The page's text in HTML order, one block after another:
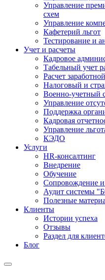
Управление
схем
Управление
Кафетерий льгот
Тестирование и
Учет и расчеты
Кадровое
Табельный учет
Расчет
Налоговый и
Военно-учетный
Управление
Поддержка
Кадровая
Управление
КЭДО
Услуги
HR-консалтинг
Внедрение
Обучение
Сопровождение и
Аудит системы
Полезные
Клиенты
Истории успеха
Отзывы
Раздел для
Блог